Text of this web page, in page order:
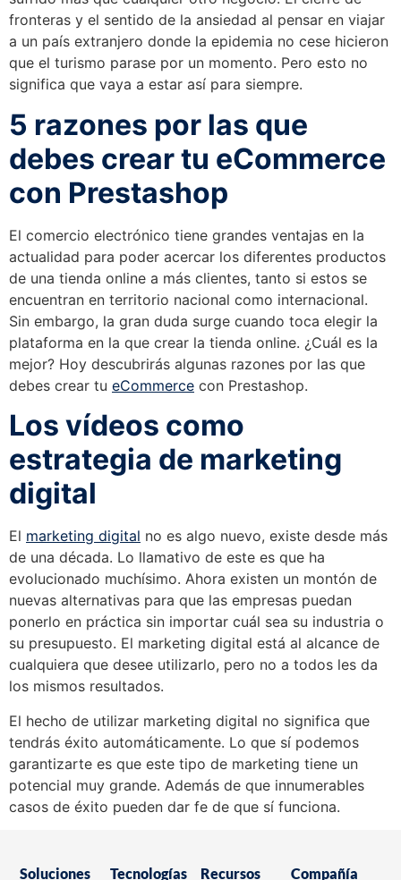
fronteras y el sentido de la ansiedad al pensar en viajar
a un país extranjero donde la epidemia no cese hicieron
que el turismo parase por un momento. Pero esto no
significa que vaya a estar así para siempre.
5 razones por las que
debes crear tu eCommerce
con Prestashop
El comercio electrónico tiene grandes ventajas en la
actualidad para poder acercar los diferentes productos
de una tienda online a más clientes, tanto si estos se
encuentran en territorio nacional como internacional.
Sin embargo, la gran duda surge cuando toca elegir la
plataforma en la que crear la tienda online. ¿Cuál es la
mejor? Hoy descubrirás algunas razones por las que
debes crear tu eCommerce con Prestashop.
Los vídeos como
estrategia de marketing
digital
El marketing digital no es algo nuevo, existe desde más
de una década. Lo llamativo de este es que ha
evolucionado muchísimo. Ahora existen un montón de
nuevas alternativas para que las empresas puedan
ponerlo en práctica sin importar cuál sea su industria o
su presupuesto. El marketing digital está al alcance de
cualquiera que desee utilizarlo, pero no a todos les da
los mismos resultados.
El hecho de utilizar marketing digital no significa que
tendrás éxito automáticamente. Lo que sí podemos
garantizarte es que este tipo de marketing tiene un
potencial muy grande. Además de que innumerables
casos de éxito pueden dar fe de que sí funciona.
Soluciones Tecnologías Recursos Compañía